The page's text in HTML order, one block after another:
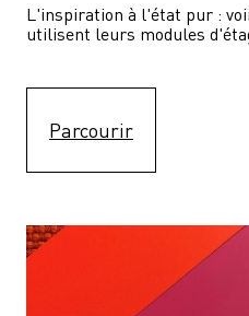
L'inspiration à l'état pur :
utilisent leurs modules
Parcourir